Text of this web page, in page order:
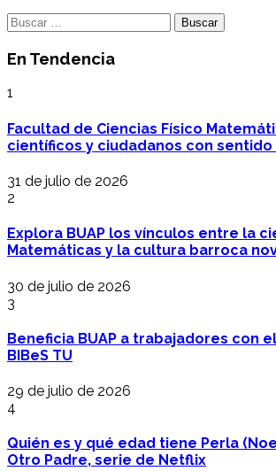
Buscar:
En Tendencia
1
Facultad de Ciencias Físico
científicos y ciudadanos con
31 de julio de 2026
2
Explora BUAP los vínculos entre la
Matemáticas y la cultura barroca
30 de julio de 2026
3
Beneficia BUAP a trabajadores con
BIBeS TU
29 de julio de 2026
4
Quién es y qué edad tiene Perla
Otro Padre, serie de Netflix